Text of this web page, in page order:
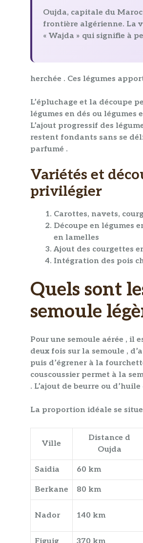
Oujda, capitale du
frontière algérienne. La
« Wajda » qui signifie à
herchée . Ces légumes
L’épluchage et la découpe
légumes en dés ou légumes
L’ajout progressif des
restent fondants sans se
parfumé .
Variétés et
privilégier
Carottes, navets,
Découpe en légumes
en lamelles
Ajout des courgettes
Intégration des pois
Quels sont
semoule
Pour une semoule aérée , il
deux fois sur la semoule ,
puis d’égrener à la
couscoussier permet à la
. L’ajout de beurre ou
La proportion idéale se
Ville
Distance d
Oujda
Saidia 60 km
Berkane 80 km
Nador 140 km